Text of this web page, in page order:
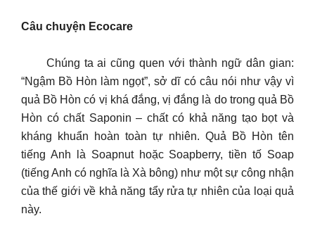
Câu chuyện Ecocare
Chúng ta ai cũng quen với thành ngữ dân gian:
“Ngậm Bồ Hòn làm ngọt”, sở dĩ có câu nói như vậy vì
quả Bồ Hòn có vị khá đắng, vị đắng là do trong quả Bồ
Hòn có chất Saponin – chất có khả năng tạo bọt và
kháng khuẩn hoàn toàn tự nhiên. Quả Bồ Hòn tên
tiếng Anh là Soapnut hoặc Soapberry, tiền tố Soap
(tiếng Anh có nghĩa là Xà bông) như một sự công nhận
của thế giới về khả năng tẩy rửa tự nhiên của loại quả
này.